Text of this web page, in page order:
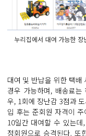
누리집에서 대여 가능한
대여 및 반납을 위한 택배
경우 가능하며, 배송료
우, 1회에 장난감 3점과
입 후는 준회원 자격이
10일간 대여할 수 있는
정회원으로 승격된다. 또